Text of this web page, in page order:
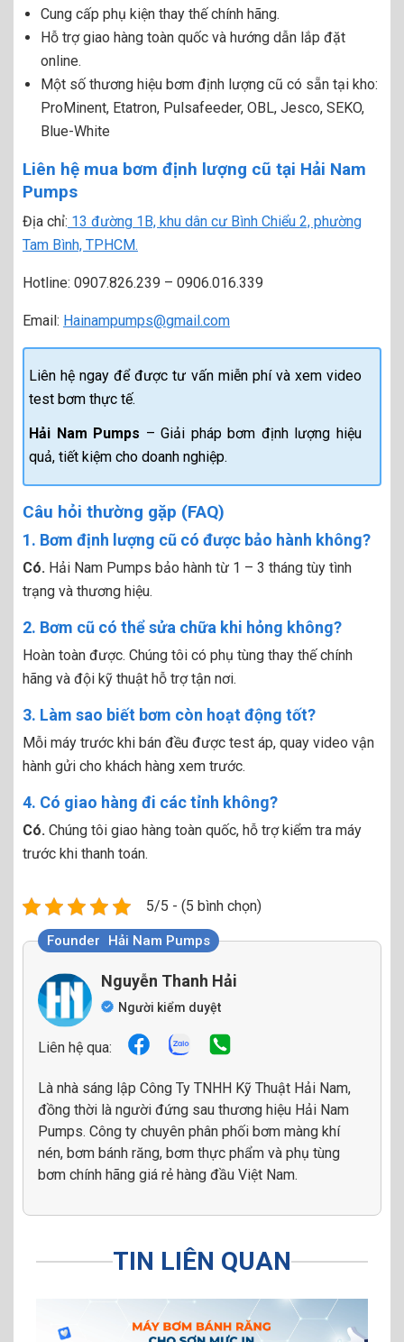
Cung cấp phụ kiện thay thế chính hãng.
Hỗ trợ giao hàng toàn quốc và hướng dẫn lắp đặt
online.
Một số thương hiệu bơm định lượng cũ có sẵn tại kho:
ProMinent, Etatron, Pulsafeeder, OBL, Jesco, SEKO,
Blue-White
Liên hệ mua bơm định lượng cũ tại Hải Nam
Pumps
Địa chỉ: 13 đường 1B, khu dân cư Bình Chiểu 2, phường
Tam Bình, TPHCM.
Hotline: 0907.826.239 – 0906.016.339
Email: Hainampumps@gmail.com
Liên hệ ngay để được tư vấn miễn phí và xem video
test bơm thực tế.
Hải Nam Pumps – Giải pháp bơm định lượng hiệu
quả, tiết kiệm cho doanh nghiệp.
Câu hỏi thường gặp (FAQ)
1. Bơm định lượng cũ có được bảo hành không?
Có. Hải Nam Pumps bảo hành từ 1 – 3 tháng tùy tình
trạng và thương hiệu.
2. Bơm cũ có thể sửa chữa khi hỏng không?
Hoàn toàn được. Chúng tôi có phụ tùng thay thế chính
hãng và đội kỹ thuật hỗ trợ tận nơi.
3. Làm sao biết bơm còn hoạt động tốt?
Mỗi máy trước khi bán đều được test áp, quay video vận
hành gửi cho khách hàng xem trước.
4. Có giao hàng đi các tỉnh không?
Có. Chúng tôi giao hàng toàn quốc, hỗ trợ kiểm tra máy
trước khi thanh toán.
5/5 - (5 bình chọn)
Founder Hải Nam Pumps
Nguyễn Thanh Hải
Người kiểm duyệt
Liên hệ qua:
Là nhà sáng lập Công Ty TNHH Kỹ Thuật Hải Nam,
đồng thời là người đứng sau thương hiệu Hải Nam
Pumps. Công ty chuyên phân phối bơm màng khí
nén, bơm bánh răng, bơm thực phẩm và phụ tùng
bơm chính hãng giá rẻ hàng đầu Việt Nam.
TIN LIÊN QUAN